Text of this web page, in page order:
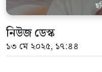
নিউজ ডেস্ক
১৩ মে ২০২৫, ১৭:৪৪